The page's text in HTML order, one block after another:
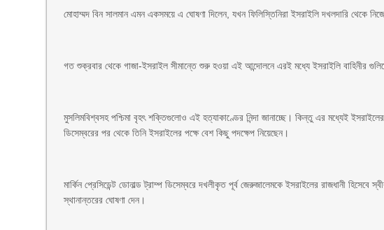
মোহাম্মদ বিন সালমান এমন একসময়ে এ ঘোষণা দিলেন, যখন ফিলিস্তিনিরা ইসরাইলি দখলদারি থেকে
গত শুক্রবার থেকে গাজা-ইসরাইল সীমান্তে শুরু হওয়া এই আন্দোলনে এরই মধ্যে ইসরাইলি
মুসলিমবিশ্বসহ পশ্চিমা বৃহৎ শক্তিগুলোও এই হত্যাকাণ্ডের নিন্দা জানাচ্ছে। কিন্তু এর মধ্যেই
ডিসেম্বরের পর থেকে তিনি ইসরাইলের পক্ষে বেশ কিছু পদক্ষেপ নিয়েছেন।
মার্কিন প্রেসিডেন্ট ডোনাল্ড ট্রাম্প ডিসেম্বরে দখলীকৃত পূর্ব জেরুজালেমকে ইসরাইলের রাজধানী হিসেবে
স্থানান্তরের ঘোষণা দেন।